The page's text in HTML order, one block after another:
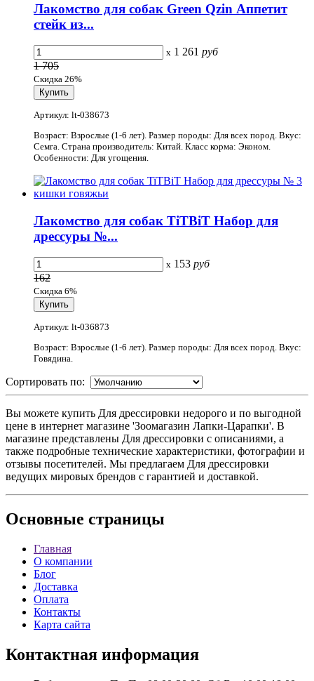
Лакомство для собак Green Qzin Аппетит
стейк из...
x 1 261 руб
1 705
Скидка 26%
Артикул: lt-038673
Возраст: Взрослые (1-6 лет). Размер породы: Для всех пород. Вкус:
Семга. Страна производитель: Китай. Класс корма: Эконом.
Особенности: Для угощения.
Лакомство для собак TiTBiT Набор для
дрессуры №...
x 153 руб
162
Скидка 6%
Артикул: lt-036873
Возраст: Взрослые (1-6 лет). Размер породы: Для всех пород. Вкус:
Говядина.
Сортировать по:
Вы можете купить Для дрессировки недорого и по выгодной
цене в интернет магазине 'Зоомагазин Лапки-Царапки'. В
магазине представлены Для дрессировки с описаниями, а
также подробные технические характеристики, фотографии и
отзывы посетителей. Мы предлагаем Для дрессировки
ведущих мировых брендов с гарантией и доставкой.
Основные страницы
Главная
О компании
Блог
Доставка
Оплата
Контакты
Карта сайта
Контактная информация